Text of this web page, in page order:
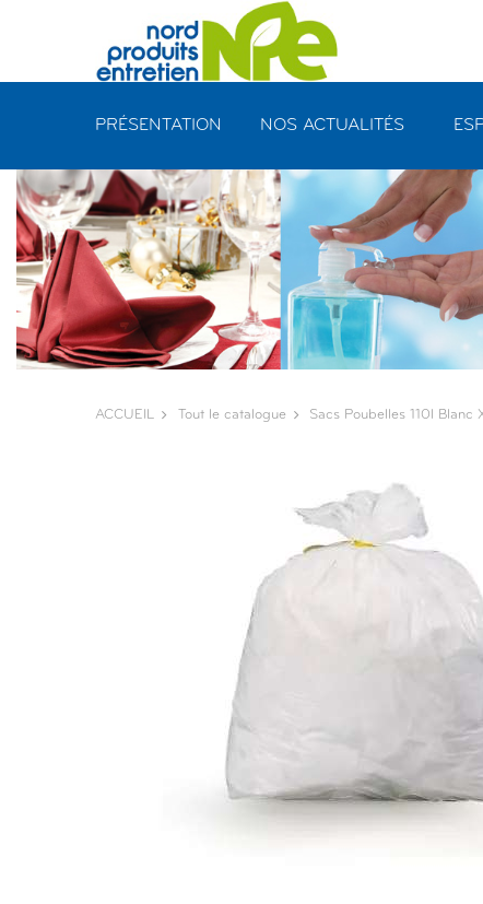
PRÉSENTATION NOS ACTUALITÉS
ACCUEIL Tout le catalogue Sacs Poubelles 110l Blanc
Panneau de gestion des cookies